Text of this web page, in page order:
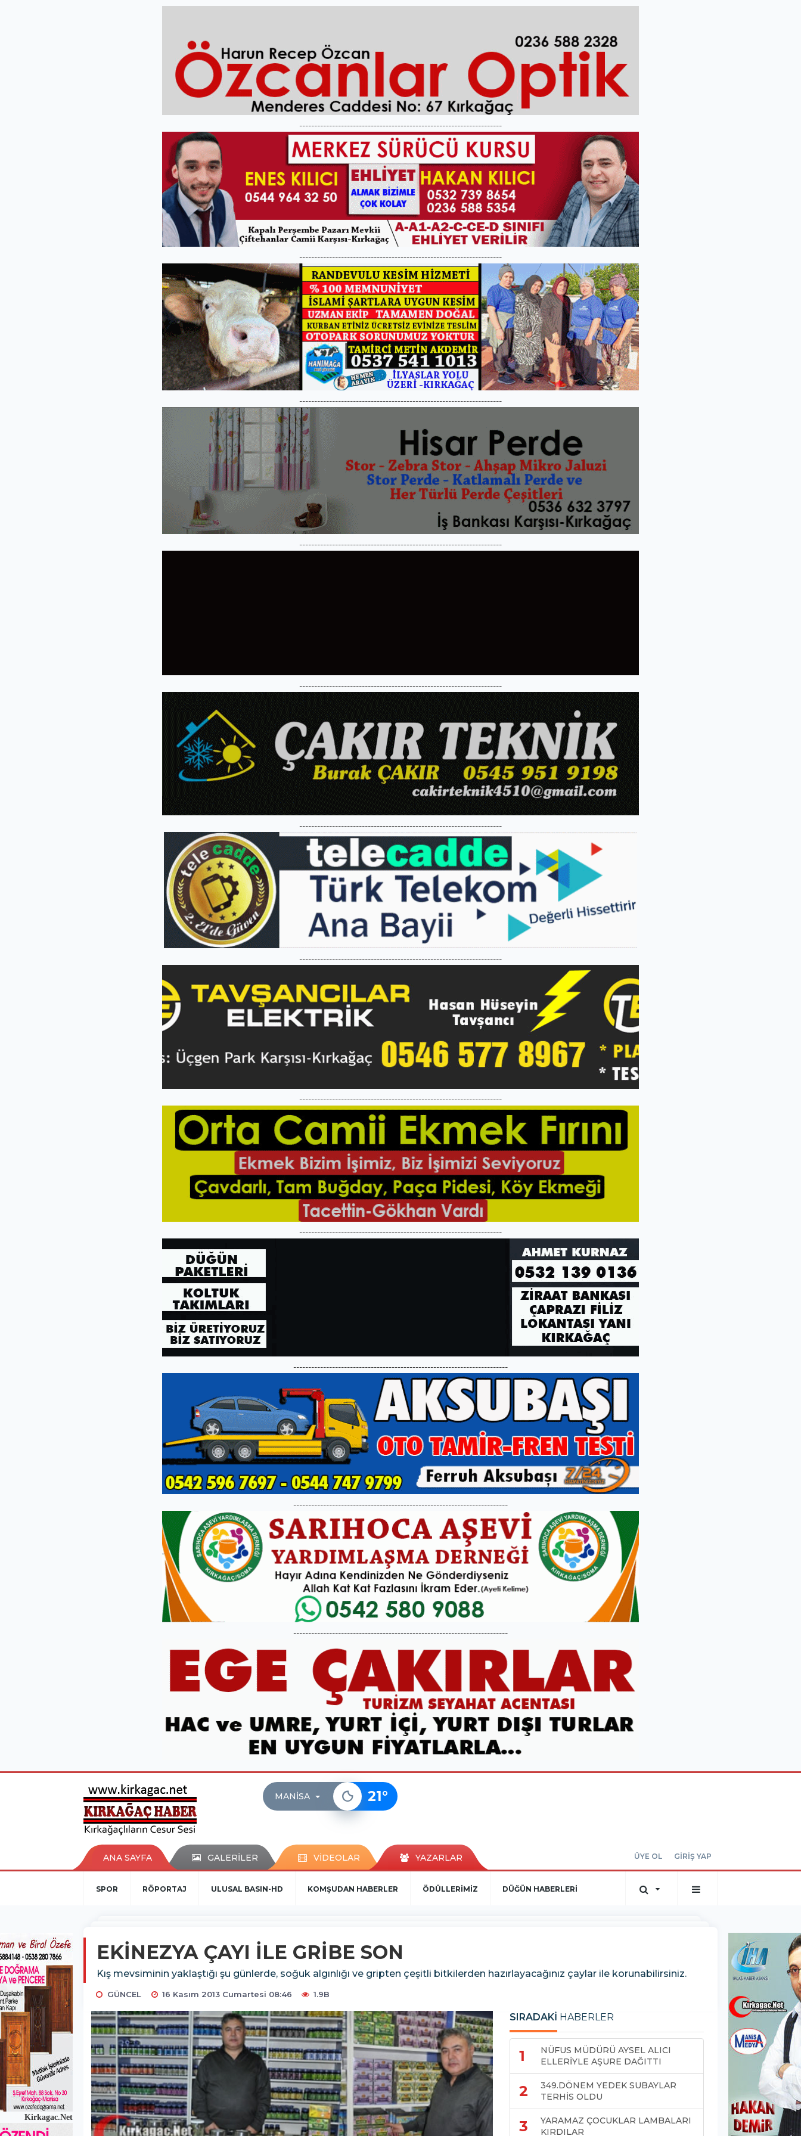
--------------------------------------------------------------------
--------------------------------------------------------------------
--------------------------------------------------------------------
--------------------------------------------------------------------
--------------------------------------------------------------------
--------------------------------------------------------------------
--------------------------------------------------------------------
--------------------------------------------------------------------
--------------------------------------------------------------------
------------------------------------------------------------------------
------------------------------------------------------------------------
------------------------------------------------------------------------
MANISA 21°
ANA SAYFA GALERİLER VİDEOLAR YAZARLAR ÜYE OL GİRİŞ YAP
SPOR RÖPORTAJ ULUSAL BASIN-HD KOMŞUDAN HABERLER ÖDÜLLERİMİZ DÜĞÜN HABERLERİ
EKİNEZYA ÇAYI İLE GRİBE SON
Kış mevsiminin yaklaştığı şu günlerde, soğuk algınlığı ve gripten çeşitli bitkilerden hazırlayacağınız çaylar ile korunabilirsiniz.
GÜNCEL 16 Kasım 2013 Cumartesi 08:46 1.9B
SIRADAKİ HABERLER
1
NÜFUS MÜDÜRÜ AYSEL ALICI
ELLERİYLE AŞURE DAĞITTI
2
349.DÖNEM YEDEK SUBAYLAR
TERHİS OLDU
3
YARAMAZ ÇOCUKLAR LAMBALARI
KIRDILAR
Kirkagac.Net